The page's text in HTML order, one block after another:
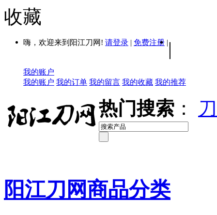
收藏
嗨，欢迎来到阳江刀网! 请登录 | 免费注册 | |
我的账户
我的账户 我的订单 我的留言 我的收藏 我的推荐
热门搜索 ：
阳江刀网商品分类